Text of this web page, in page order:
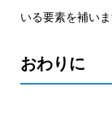
いる要素を補いま
おわりに